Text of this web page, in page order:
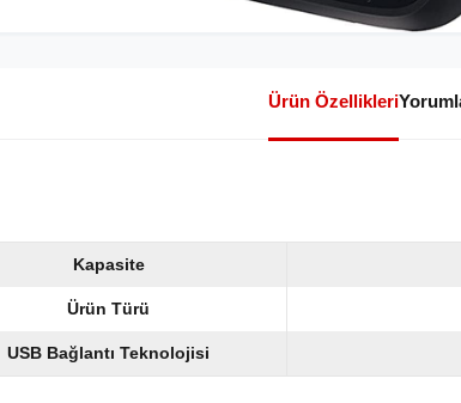
Ürün Özellikleri
Kapasite
Ürün Türü
USB Bağlantı Teknolojisi